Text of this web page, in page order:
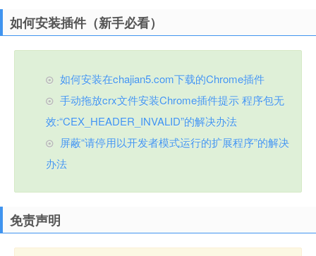
如何安装插件（新手必看）
如何安装在chajian5.com下载的Chrome插件
手动拖放crx文件安装Chrome插件提示 程序包无
效:“CEX_HEADER_INVALID”的解决办法
屏蔽“请停用以开发者模式运行的扩展程序”的解决
办法
免责声明